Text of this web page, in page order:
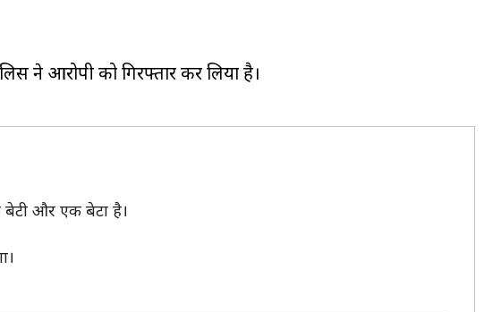
ने आरोपी को गिरफ्तार कर लिया है।
बेटी और एक बेटा है।